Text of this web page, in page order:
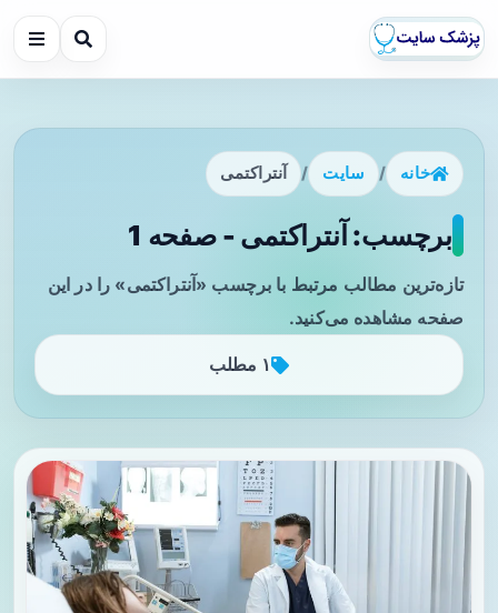
خانه / سایت / آنتراکتمی
برچسب: آنتراکتمی - صفحه 1
تازه‌ترین مطالب مرتبط با برچسب «آنتراکتمی» را در این
صفحه مشاهده می‌کنید.
۱ مطلب